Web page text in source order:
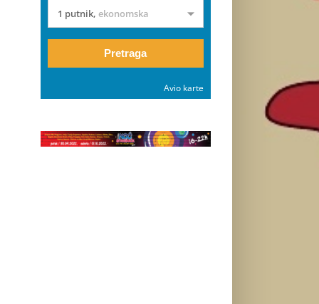
1 putnik, ekonomska
Pretraga
Avio karte